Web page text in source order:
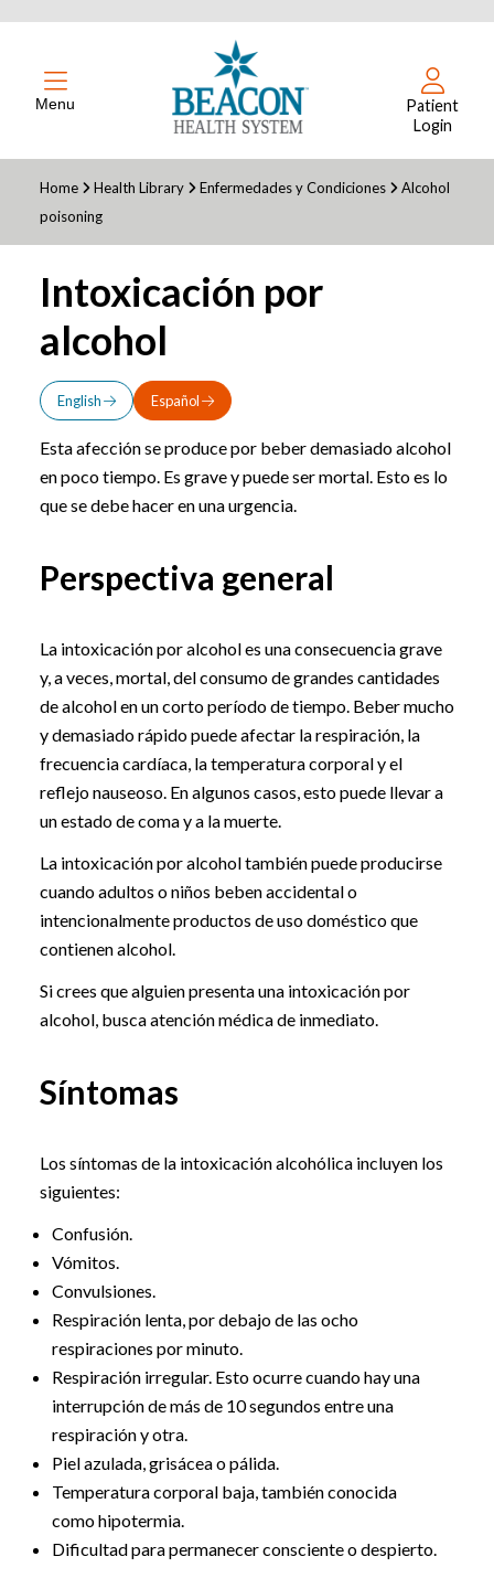
Menu
Patient
Login
Home Health Library Enfermedades y Condiciones
Alcohol
poisoning
Intoxicación por
alcohol
English Español
Esta afección se produce por beber demasiado alcohol
en poco tiempo. Es grave y puede ser mortal. Esto es lo
que se debe hacer en una urgencia.
Perspectiva general
La intoxicación por alcohol es una consecuencia grave
y, a veces, mortal, del consumo de grandes cantidades
de alcohol en un corto período de tiempo. Beber mucho
y demasiado rápido puede afectar la respiración, la
frecuencia cardíaca, la temperatura corporal y el
reflejo nauseoso. En algunos casos, esto puede llevar a
un estado de coma y a la muerte.
La intoxicación por alcohol también puede producirse
cuando adultos o niños beben accidental o
intencionalmente productos de uso doméstico que
contienen alcohol.
Si crees que alguien presenta una intoxicación por
alcohol, busca atención médica de inmediato.
Síntomas
Los síntomas de la intoxicación alcohólica incluyen los
siguientes:
Confusión.
Vómitos.
Convulsiones.
Respiración lenta, por debajo de las ocho
respiraciones por minuto.
Respiración irregular. Esto ocurre cuando hay una
interrupción de más de 10 segundos entre una
respiración y otra.
Piel azulada, grisácea o pálida.
Temperatura corporal baja, también conocida
como hipotermia.
Dificultad para permanecer consciente o despierto.